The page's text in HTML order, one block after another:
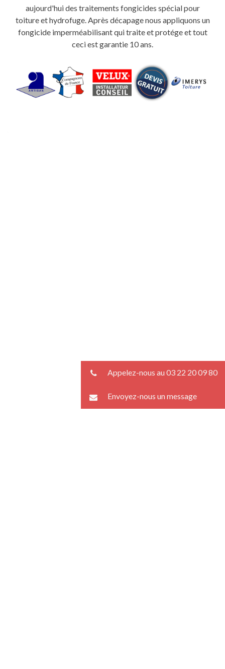
aujourd'hui des traitements fongicides spécial pour
toiture et hydrofuge. Après décapage nous appliquons un
fongicide imperméabilisant qui traite et protége et tout
ceci est garantie 10 ans.
Appelez-nous au 03 22 20 09 80
Envoyez-nous un message